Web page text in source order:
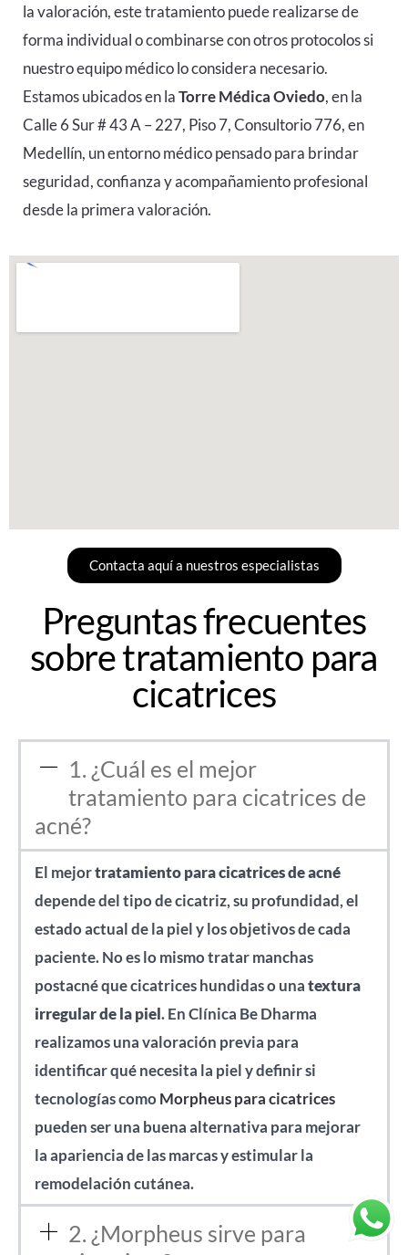
la valoración, este tratamiento puede realizarse de
forma individual o combinarse con otros protocolos si
nuestro equipo médico lo considera necesario.
Estamos ubicados en laTorre Médica Oviedo, en la
Calle 6 Sur # 43 A – 227, Piso 7, Consultorio 776, en
Medellín, un entorno médico pensado para brindar
seguridad, confianza y acompañamiento profesional
desde la primera valoración.
Contacta aquí a nuestros especialistas
Preguntas frecuentes
sobre tratamiento para
cicatrices
1. ¿Cuál es el mejor
tratamiento para cicatrices de
acné?
El mejortratamiento para cicatrices de acné
depende del tipo de cicatriz, su profundidad, el
estado actual de la piel y los objetivos de cada
paciente. No es lo mismo tratar manchas
postacné que cicatrices hundidas o unatextura
irregular de la piel. En Clínica Be Dharma
realizamos una valoración previa para
identificar qué necesita la piel y definir si
tecnologías como Morpheus para cicatrices
pueden ser una buena alternativa para mejorar
la apariencia de las marcas y estimular la
remodelación cutánea.
2. ¿Morpheus sirve para